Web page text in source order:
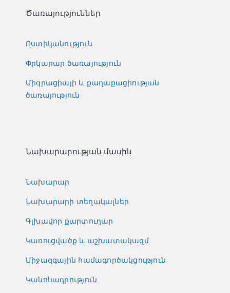
Ծառայություններ
Ոստիկանություն
Փրկարար ծառայություն
Միգրացիայի և քաղաքացիության
ծառայություն
Նախարարության մասին
Նախարար
Նախարարի տեղակալներ
Գլխավոր քարտուղար
Կառուցվածք և աշխատակազմ
Միջազգային համագործակցություն
Կանոնադրություն